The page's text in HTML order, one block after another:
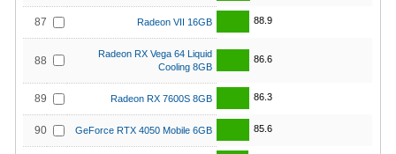
87 Radeon VII 16GB 88.9
88
Radeon RX Vega 64 Liquid
Cooling 8GB
86.6
89 Radeon RX 7600S 8GB 86.3
90 GeForce RTX 4050 Mobile 6GB 85.6